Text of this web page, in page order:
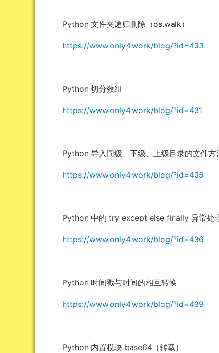
Python 文件夹递归删除（os.walk）
https://www.only4.work/blog/?id=433
Python 切分数组
https://www.only4.work/blog/?id=431
Python 导入同级、下级、上级目录的文件方
https://www.only4.work/blog/?id=435
Python 中的 try except else finally 异常处
https://www.only4.work/blog/?id=436
Python 时间戳与时间的相互转换
https://www.only4.work/blog/?id=439
Python 内置模块 base64（转载）